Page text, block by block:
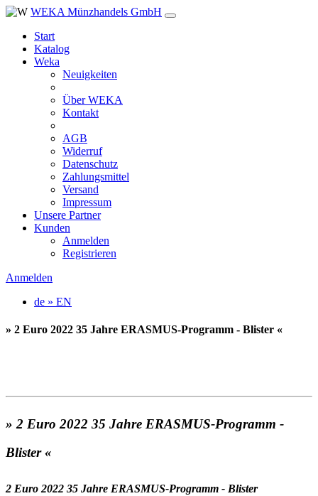
WEKA Münzhandels GmbH
Start
Katalog
Weka
Neuigkeiten
Über WEKA
Kontakt
AGB
Widerruf
Datenschutz
Zahlungsmittel
Versand
Impressum
Unsere Partner
Kunden
Anmelden
Registrieren
Anmelden
de » EN
» 2 Euro 2022 35 Jahre ERASMUS-Programm - Blister «
» 2 Euro 2022 35 Jahre ERASMUS-Programm -
Blister «
2 Euro 2022 35 Jahre ERASMUS-Programm - Blister